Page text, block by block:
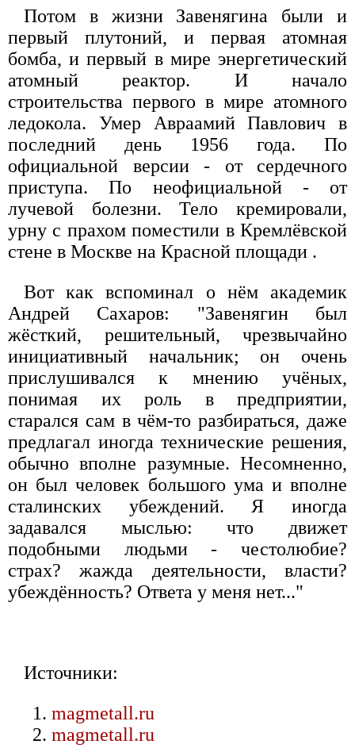
Потом в жизни Завенягина были и
первый плутоний, и первая атомная
бомба, и первый в мире энергетический
атомный реактор. И начало
строительства первого в мире атомного
ледокола. Умер Авраамий Павлович в
последний день 1956 года. По
официальной версии - от сердечного
приступа. По неофициальной - от
лучевой болезни. Тело кремировали,
урну с прахом поместили в Кремлёвской
стене в Москве на Красной площади .
Вот как вспоминал о нём академик
Андрей Сахаров: "Завенягин был
жёсткий, решительный, чрезвычайно
инициативный начальник; он очень
прислушивался к мнению учёных,
понимая их роль в предприятии,
старался сам в чём-то разбираться, даже
предлагал иногда технические решения,
обычно вполне разумные. Несомненно,
он был человек большого ума и вполне
сталинских убеждений. Я иногда
задавался мыслью: что движет
подобными людьми - честолюбие?
страх? жажда деятельности, власти?
убеждённость? Ответа у меня нет..."
Источники:
magmetall.ru
magmetall.ru